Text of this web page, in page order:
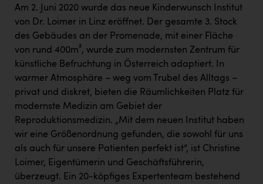
Am 2. Juni 2020 wurde das neue Kinderwunsch Institut
von Dr. Loimer in Linz eröffnet. Der gesamte 3. Stock
des Gebäudes an der Promenade, mit einer Fläche
von rund 400m², wurde zum modernsten Zentrum für
künstliche Befruchtung in Österreich adaptiert. In
warmer Atmosphäre – weg vom Trubel des Alltags –
privat und diskret, bieten die Räumlichkeiten Platz für
modernste Medizin am Gebiet der
Reproduktionsmedizin. „Mit dem neuen Institut haben
wir eine Größenordnung gefunden, die sowohl für uns
als auch für unsere Patienten perfekt ist“, ist Christine
Loimer, Eigentümerin und Geschäftsführerin,
überzeugt. Ein 20-köpfiges Expertenteam bestehend